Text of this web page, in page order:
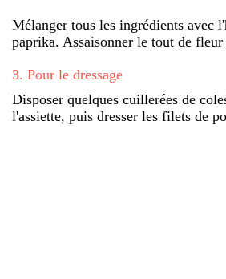
Mélanger tous les ingrédients avec
paprika. Assaisonner le tout de fleur
3. Pour le dressage
Disposer quelques cuillerées de
l'assiette, puis dresser les filets de